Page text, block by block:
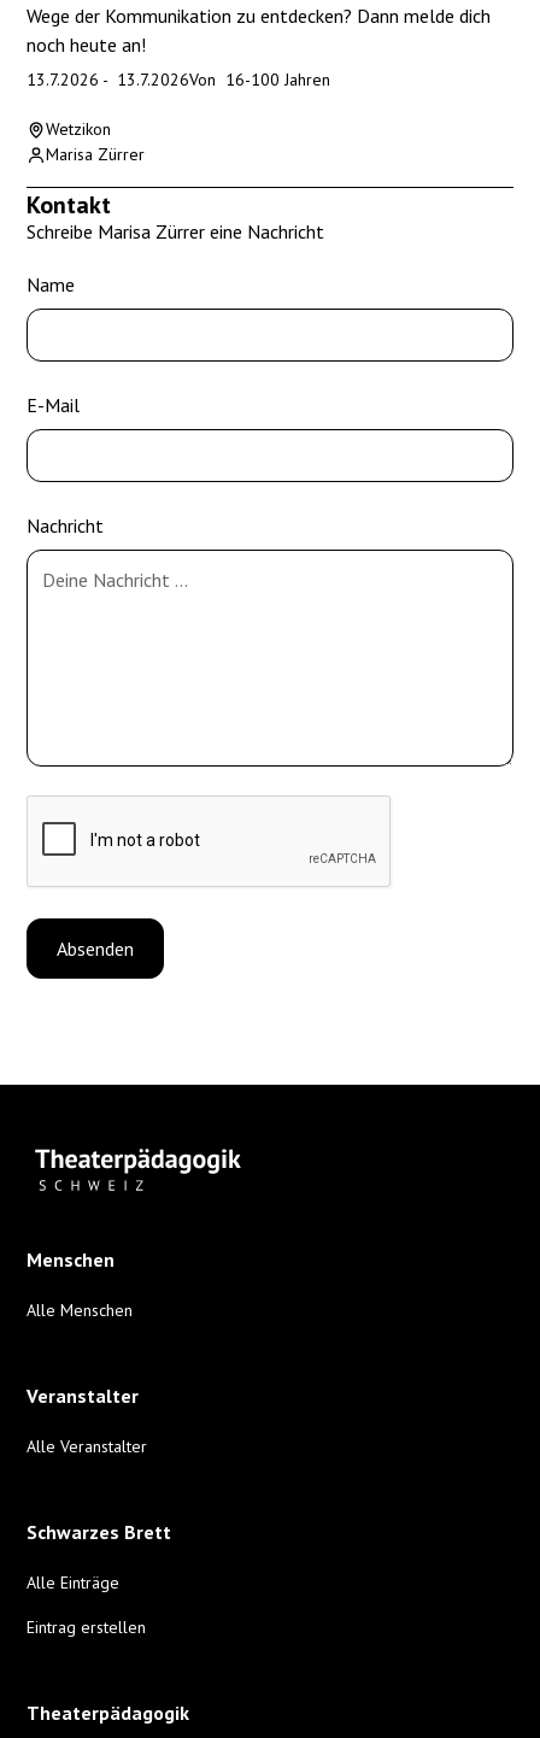
Wege der Kommunikation zu entdecken? Dann melde dich
noch heute an!
13.7.2026 - 13.7.2026Von 16-100 Jahren
Wetzikon
Marisa Zürrer
Kontakt
Schreibe Marisa Zürrer eine Nachricht
Name
E-Mail
Nachricht
Menschen
Alle Menschen
Veranstalter
Alle Veranstalter
Schwarzes Brett
Alle Einträge
Eintrag erstellen
Theaterpädagogik